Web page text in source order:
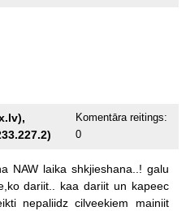
Komentāra reitings:
0
NAW laika shkjieshana..! galu
dariit.. kaa dariit un kapeec
nepaliidz cilveekiem
mainiit